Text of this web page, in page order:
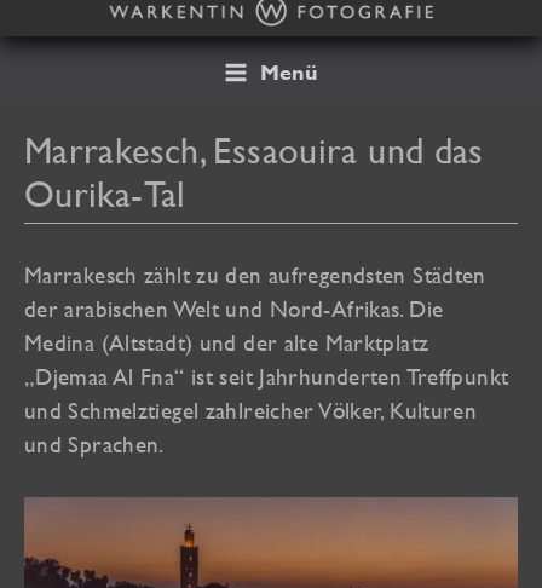
Inhalt
Menü
Marrakesch, Essaouira und das
Ourika-Tal
Marrakesch zählt zu den aufregendsten Städten
der arabischen Welt und Nord-Afrikas. Die
Medina (Altstadt) und der alte Marktplatz
„Djemaa Al Fna“ ist seit Jahrhunderten Treffpunkt
und Schmelztiegel zahlreicher Völker, Kulturen
und Sprachen.